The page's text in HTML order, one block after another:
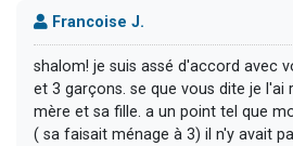
Francoise J.
shalom! je suis assé d'accord avec
et 3 garçons. se que vous dite je l'ai
mère et sa fille. a un point tel que
( sa faisait ménage à 3) il n'y avait